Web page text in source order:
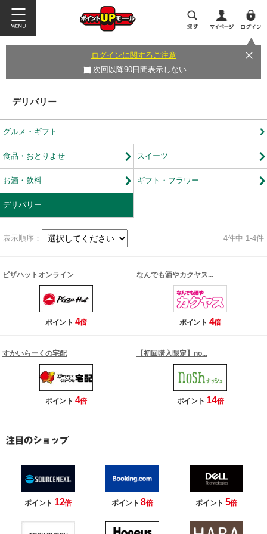
ログインに関するご注意
次回以降90日間表示しない
デリバリー
グルメ・ギフト
食品・おとりよせ スイーツ
お酒・飲料 ギフト・フラワー
デリバリー
表示順序： 4件中 1-4件
ピザハットオンライン
ポイント 4倍
なんでも酒やカクヤス...
ポイント 4倍
すかいらーくの宅配
ポイント 4倍
【初回購入限定】no...
ポイント 14倍
ポイント 12倍 ポイント8倍 ポイント 5倍